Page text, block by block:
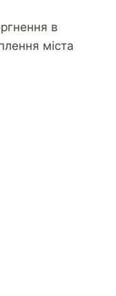
в
міста